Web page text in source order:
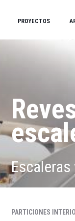
PROYECTOS
PARTICIONES